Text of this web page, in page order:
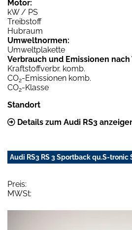
Motor:
kW / PS
Treibstoff
Hubraum
Umweltnormen:
Umweltplakette
Verbrauch und Emissionen nach
Kraftstoffverbr. komb.
CO2-Emissionen komb.
CO2-Klasse
Standort
Details zum Audi RS3
Audi RS3 RS 3 Sportback qu.S-tronic
Preis:
MWSt: